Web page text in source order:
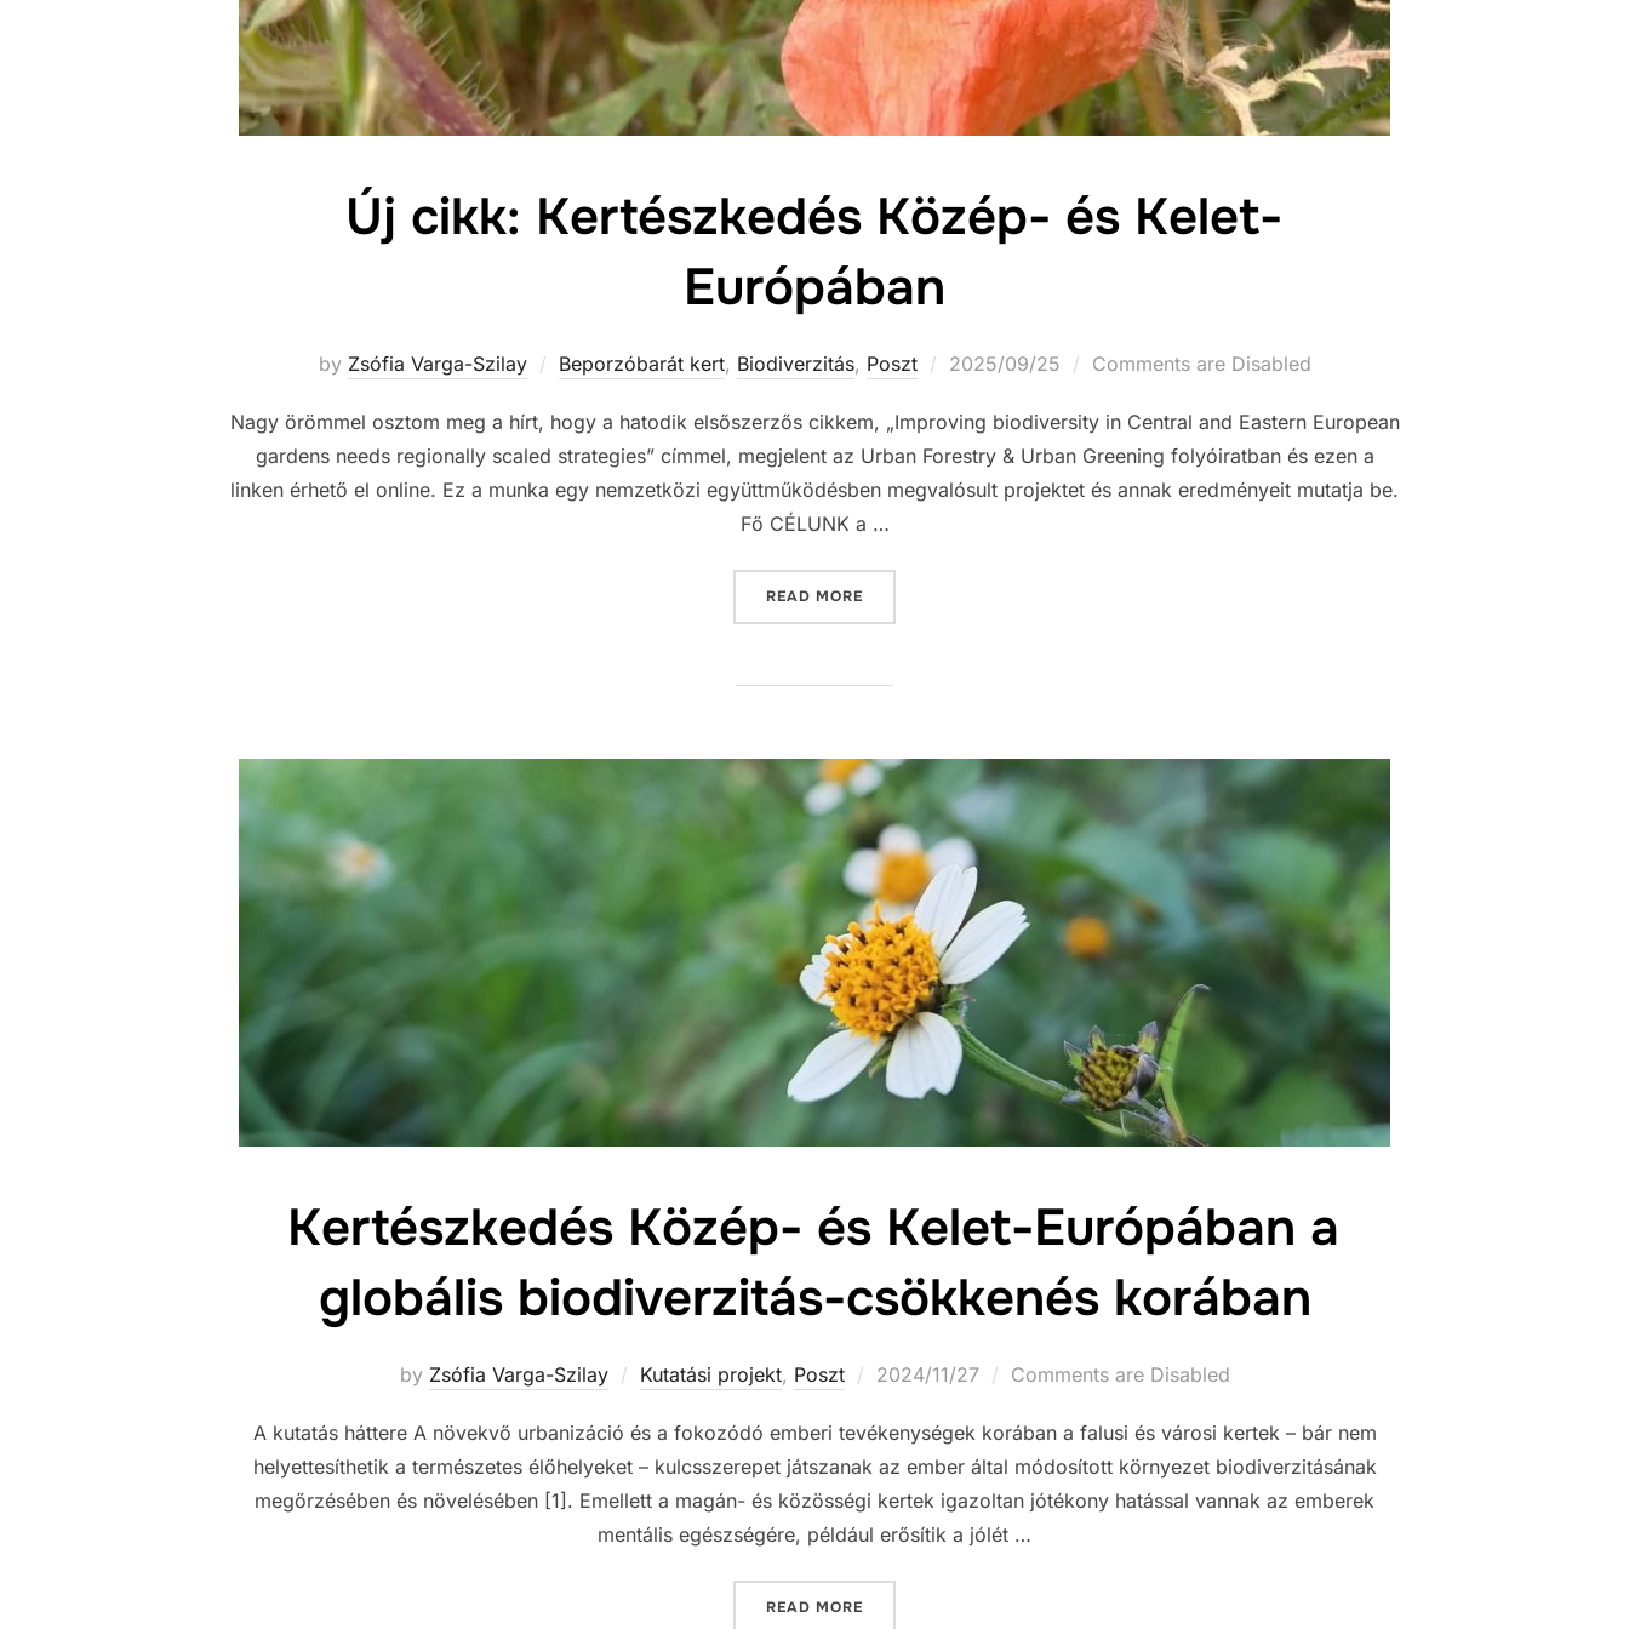
Új cikk: Kertészkedés Közép- és Kelet-
Európában
by Zsófia Varga-Szilay Beporzóbarát kert, Biodiverzitás, Poszt
Posted
2025/09/25 Comments are Disabled
Nagy örömmel osztom meg a hírt, hogy a hatodik elsőszerzős cikkem, „Improving biodiversity in Central and Eastern European
gardens needs regionally scaled strategies” címmel, megjelent az Urban Forestry & Urban Greening folyóiratban és ezen a
linken érhető el online. Ez a munka egy nemzetközi együttműködésben megvalósult projektet és annak eredményeit mutatja be.
Fő CÉLUNK a …
READ MORE
Kertészkedés Közép- és Kelet-Európában a
globális biodiverzitás-csökkenés korában
by Zsófia Varga-Szilay Kutatási projekt, Poszt
Posted
2024/11/27 Comments are Disabled
A kutatás háttere A növekvő urbanizáció és a fokozódó emberi tevékenységek korában a falusi és városi kertek – bár nem
helyettesíthetik a természetes élőhelyeket – kulcsszerepet játszanak az ember által módosított környezet biodiverzitásának
megőrzésében és növelésében [1]. Emellett a magán- és közösségi kertek igazoltan jótékony hatással vannak az emberek
mentális egészségére, például erősítik a jólét …
READ MORE